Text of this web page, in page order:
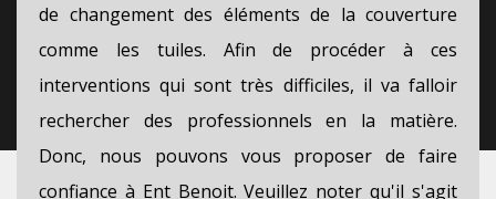
de changement des éléments de la couverture
comme les tuiles. Afin de procéder à ces
interventions qui sont très difficiles, il va falloir
rechercher des professionnels en la matière.
Donc, nous pouvons vous proposer de faire
confiance à Ent Benoit. Veuillez noter qu'il s'agit